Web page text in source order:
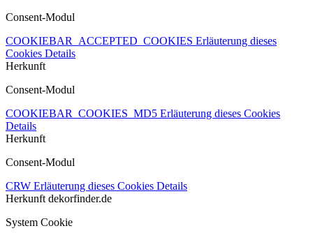
Consent-Modul
COOKIEBAR_ACCEPTED_COOKIES Erläuterung dieses
Cookies Details
Herkunft
Consent-Modul
COOKIEBAR_COOKIES_MD5 Erläuterung dieses Cookies
Details
Herkunft
Consent-Modul
CRW Erläuterung dieses Cookies Details
Herkunft dekorfinder.de
System Cookie